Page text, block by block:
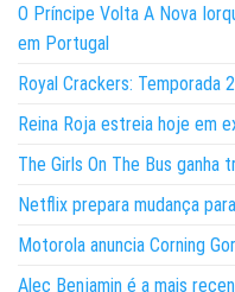
O Príncipe Volta A Nova
em Portugal
Royal Crackers: Temporada
Reina Roja estreia hoje em
The Girls On The Bus
Netflix prepara mudança
Motorola anuncia Corning
Alec Benjamin é a mais